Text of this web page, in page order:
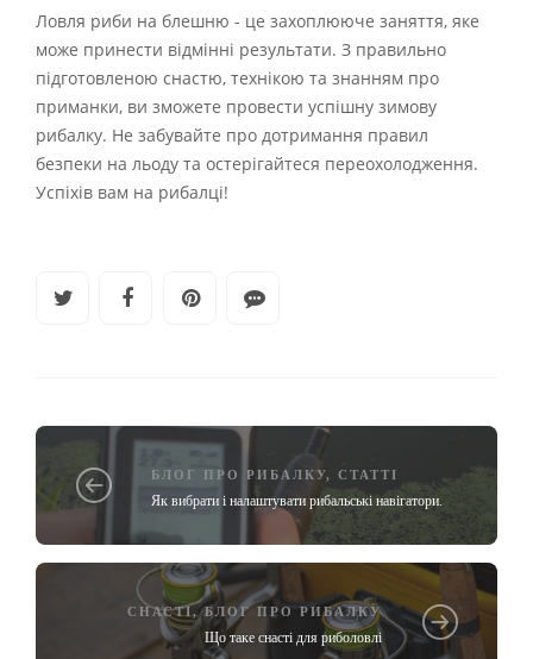
Ловля риби на блешню - це захоплююче заняття, яке
може принести відмінні результати. З правильно
підготовленою снастю, технікою та знанням про
приманки, ви зможете провести успішну зимову
рибалку. Не забувайте про дотримання правил
безпеки на льоду та остерігайтеся переохолодження.
Успіхів вам на рибалці!
БЛОГ ПРО РИБАЛКУ, СТАТТІ
Як вибрати і налаштувати рибальські навігатори.
СНАСТІ,БЛОГ ПРО РИБАЛКУ
Що таке снасті для риболовлі